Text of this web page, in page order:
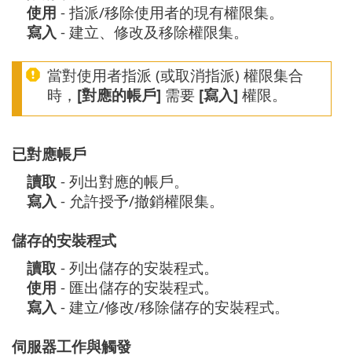
使用 - 指派/移除使用者的現有權限集。
寫入 - 建立、修改及移除權限集。
當對使用者指派 (或取消指派) 權限集合
時， [對應的帳戶] 需要 [寫入] 權限。
已對應帳戶
讀取 - 列出對應的帳戶。
寫入 - 允許授予/撤銷權限集。
儲存的安裝程式
讀取 - 列出儲存的安裝程式。
使用 - 匯出儲存的安裝程式。
寫入 - 建立/修改/移除儲存的安裝程式。
伺服器工作與觸發